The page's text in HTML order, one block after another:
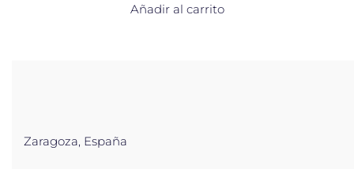
Añadir al carrito
Zaragoza, España